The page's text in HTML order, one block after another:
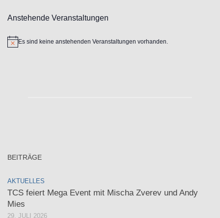
Anstehende Veranstaltungen
HinweisEs sind keine anstehenden Veranstaltungen vorhanden.
BEITRÄGE
AKTUELLES
TCS feiert Mega Event mit Mischa Zverev und Andy
Mies
29. JULI 2026